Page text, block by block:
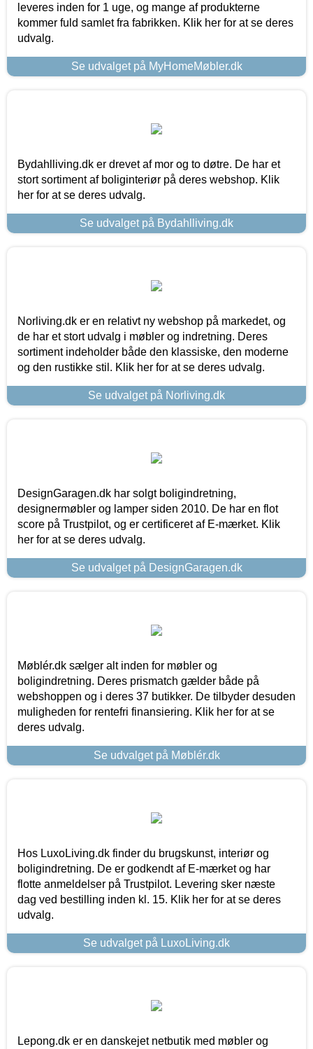
leveres inden for 1 uge, og mange af produkterne
kommer fuld samlet fra fabrikken. Klik her for at se deres
udvalg.
Se udvalget på MyHomeMøbler.dk
Bydahlliving.dk er drevet af mor og to døtre. De har et
stort sortiment af boliginteriør på deres webshop. Klik
her for at se deres udvalg.
Se udvalget på Bydahlliving.dk
Norliving.dk er en relativt ny webshop på markedet, og
de har et stort udvalg i møbler og indretning. Deres
sortiment indeholder både den klassiske, den moderne
og den rustikke stil. Klik her for at se deres udvalg.
Se udvalget på Norliving.dk
DesignGaragen.dk har solgt boligindretning,
designermøbler og lamper siden 2010. De har en flot
score på Trustpilot, og er certificeret af E-mærket. Klik
her for at se deres udvalg.
Se udvalget på DesignGaragen.dk
Møblér.dk sælger alt inden for møbler og
boligindretning. Deres prismatch gælder både på
webshoppen og i deres 37 butikker. De tilbyder desuden
muligheden for rentefri finansiering. Klik her for at se
deres udvalg.
Se udvalget på Møblér.dk
Hos LuxoLiving.dk finder du brugskunst, interiør og
boligindretning. De er godkendt af E-mærket og har
flotte anmeldelser på Trustpilot. Levering sker næste
dag ved bestilling inden kl. 15. Klik her for at se deres
udvalg.
Se udvalget på LuxoLiving.dk
Lepong.dk er en danskejet netbutik med møbler og